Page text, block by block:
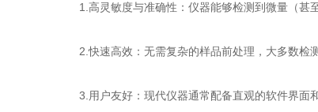
1.高灵敏度与准确性：仪器能够检测到微量（甚至
2.快速高效：无需复杂的样品前处理，大多数检测
3.用户友好：现代仪器通常配备直观的软件界面和